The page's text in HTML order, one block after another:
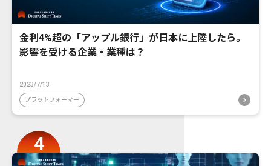
金利4%超の「アップル銀行」が日本に上陸したら。
影響を受ける企業・業種は？
2023/7/13
プラットフォーマー